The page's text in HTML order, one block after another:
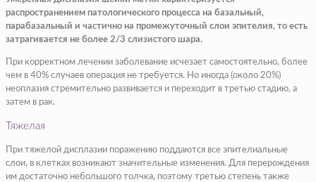
распространением патологического процесса на базальный,
парабазальный и частично на промежуточный слои эпителия, то есть
затрагивается не более 2/3 слизистого шара.
При корректном лечении заболевание исчезает самостоятельно, более
чем в 40% случаев операция не требуется. Но иногда (около 20%)
неоплазия стремительно развивается и переходит в третью стадию, а
затем в рак.
Тяжелая
При тяжелой дисплазии поражению поддаются все эпителиальные
слои, в клетках возникают значительные изменения. Для перерождения
им достаточно небольшого толчка, поэтому третью степень также